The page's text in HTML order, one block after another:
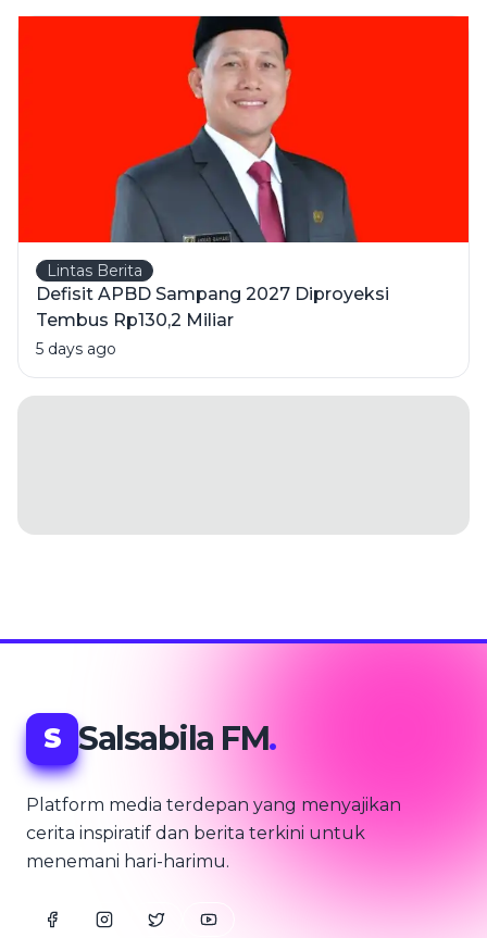
Lintas Berita
Defisit APBD Sampang 2027 Diproyeksi
Tembus Rp130,2 Miliar
5 days ago
S Salsabila FM.
Platform media terdepan yang menyajikan
cerita inspiratif dan berita terkini untuk
menemani hari-harimu.